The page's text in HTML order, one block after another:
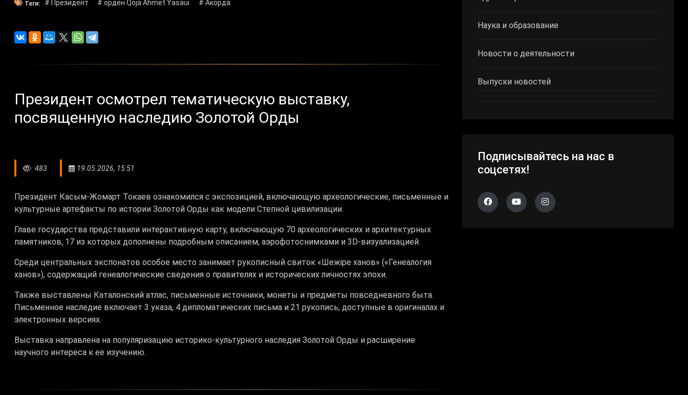
Теги: # Президент # орден Qoja Ahmet Yasaui # Акорда
Президент осмотрел тематическую выставку,
посвященную наследию Золотой Орды
483 19.05.2026, 15:51
Президент Касым-Жомарт Токаев ознакомился с экспозицией, включающую археологические, письменные и
культурные артефакты по истории Золотой Орды как модели Степной цивилизации.
Главе государства представили интерактивную карту, включающую 70 археологических и архитектурных
памятников, 17 из которых дополнены подробным описанием, аэрофотоснимками и 3D-визуализацией.
Среди центральных экспонатов особое место занимает рукописный свиток «Шежіре ханов» («Генеалогия
ханов»), содержащий генеалогические сведения о правителях и исторических личностях эпохи.
Также выставлены Каталонский атлас, письменные источники, монеты и предметы повседневного быта.
Письменное наследие включает 3 указа, 4 дипломатических письма и 21 рукопись, доступные в оригиналах и
электронных версиях.
Выставка направлена на популяризацию историко-культурного наследия Золотой Орды и расширение
научного интереса к ее изучению.
Наука и образование
Новости о деятельности
Выпуски новостей
Подписывайтесь на нас в
соцсетях!